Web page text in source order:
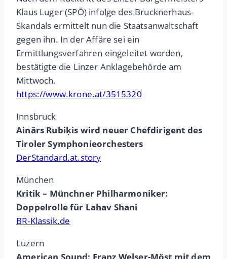
Klaus Luger (SPÖ) infolge des Brucknerhaus-
Skandals ermittelt nun die Staatsanwaltschaft
gegen ihn. In der Affäre sei ein
Ermittlungsverfahren eingeleitet worden,
bestätigte die Linzer Anklagebehörde am
Mittwoch.
https://www.krone.at/3515320
Innsbruck
Ainārs Rubiķis wird neuer Chefdirigent des
Tiroler Symphonieorchesters
DerStandard.at.story
München
Kritik – Münchner Philharmoniker:
Doppelrolle für Lahav Shani
BR-Klassik.de
Luzern